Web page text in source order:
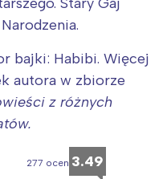
bajki: Habibi. Więcej
autora w zbiorze
z różnych
277 ocen 3.49
z